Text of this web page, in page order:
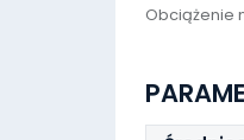
Obciążenie